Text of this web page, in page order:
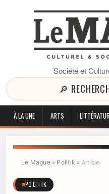
Société et
🔎
À LA UNE ARTS
Le Mague» Politik » Article
POLITIK